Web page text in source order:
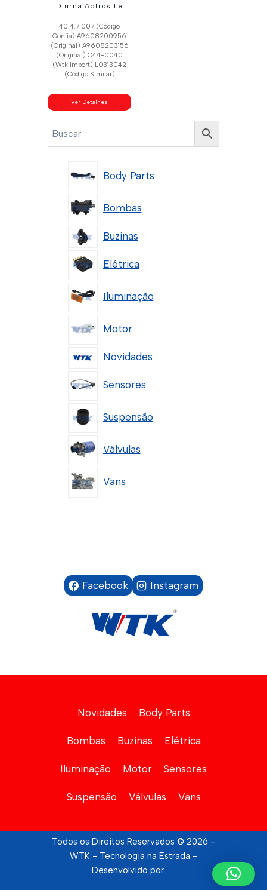
Diurna Actros Le
40.4.7.007 (Código
Confia) A9608200956
(Original) A9608203156
(Original) C44-0040
(Wtk Import) L0313042
(Código Similar)
Ver Detalhes
Body Parts
Bombas
Buzinas
Elétrica
Iluminação
Motor
Novidades
Sensores
Suspensão
Válvulas
Vans
Facebook Instagram
Novidades Body Parts
Bombas Buzinas Elétrica
Iluminação Motor Sensores
Suspensão Válvulas Vans
Todos os Direitos Reservados © 2026 -
WTK - Tecnologia na Estrada -
Desenvolvido por